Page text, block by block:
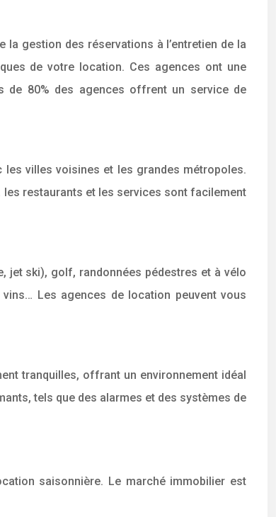
gestion des réservations à l’entretien de la
de votre location. Ces agences ont une
de 80% des agences offrent un service de
les villes voisines et les grandes métropoles.
les restaurants et les services sont facilement
jet ski), golf, randonnées pédestres et à vélo
Les agences de location peuvent vous
tranquilles, offrant un environnement idéal
tels que des alarmes et des systèmes de
saisonnière. Le marché immobilier est